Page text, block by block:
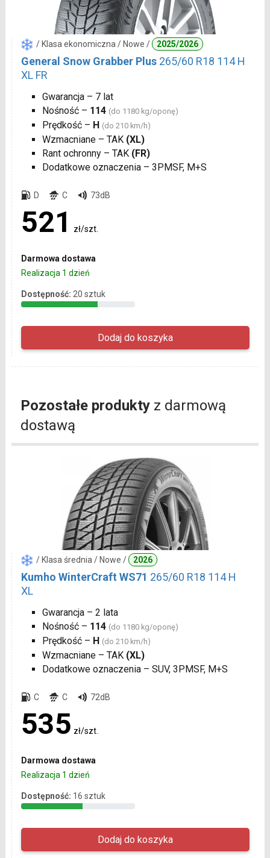
/ Klasa ekonomiczna / Nowe / 2025/2026
General Snow Grabber Plus 265/60 R18 114 H
XL FR
Gwarancja – 7 lat
Nośność – 114 (do 1180 kg/oponę)
Prędkość – H (do 210 km/h)
Wzmacniane – TAK (XL)
Rant ochronny – TAK (FR)
Dodatkowe oznaczenia – 3PMSF, M+S
D C 73dB
521 zł/szt.
Darmowa dostawa
Realizacja 1 dzień
Dostępność: 20 sztuk
Pozostałe produktyz darmową
dostawą
/ Klasa średnia / Nowe / 2026
Kumho WinterCraft WS71 265/60 R18 114 H
XL
Gwarancja – 2 lata
Nośność – 114 (do 1180 kg/oponę)
Prędkość – H (do 210 km/h)
Wzmacniane – TAK (XL)
Dodatkowe oznaczenia – SUV, 3PMSF, M+S
C C 72dB
535 zł/szt.
Darmowa dostawa
Realizacja 1 dzień
Dostępność: 16 sztuk